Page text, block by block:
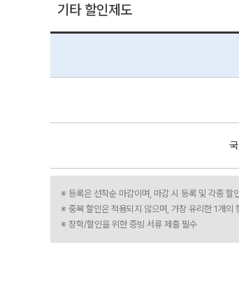
기타 할인제도
※ 등록은 선착순 마감이며, 마감 시 등록 및 각종 할
※ 중복 할인은 적용되지 않으며, 가장 유리한 1개의
※ 장학/할인을 위한 증빙 서류 제출 필수